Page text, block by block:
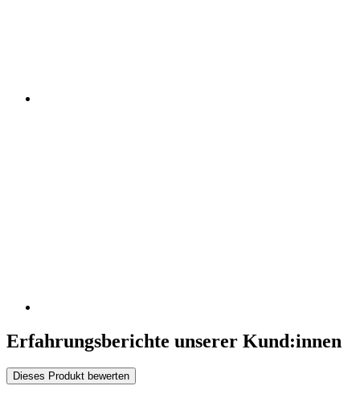
Erfahrungsberichte unserer Kund:innen
Dieses Produkt bewerten